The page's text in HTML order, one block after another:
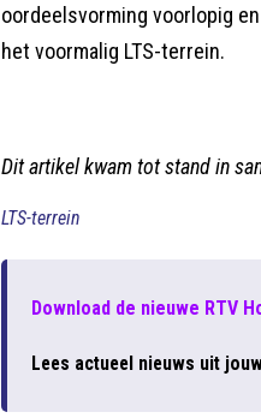
oordeelsvorming voorlopig
het voormalig LTS-terrein.
Dit artikel kwam tot stand in
LTS-terrein
Download de nieuwe RTV
Lees actueel nieuws uit